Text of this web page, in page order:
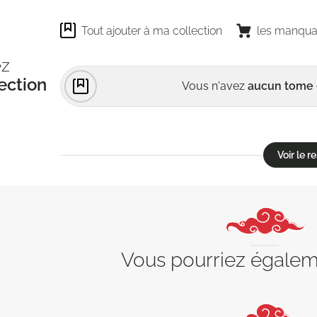
Tout ajouter à ma collection les
Vous n'avez aucun tome
Voir le
Vous pourriez